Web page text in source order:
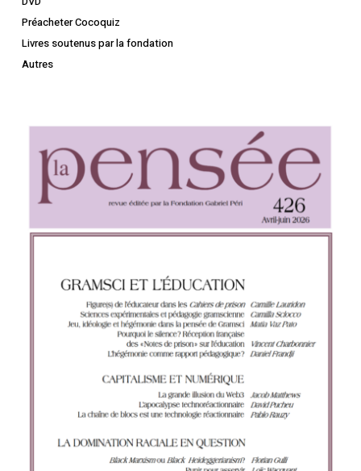
Préacheter Cocoquiz
Livres soutenus par la fondation
Autres